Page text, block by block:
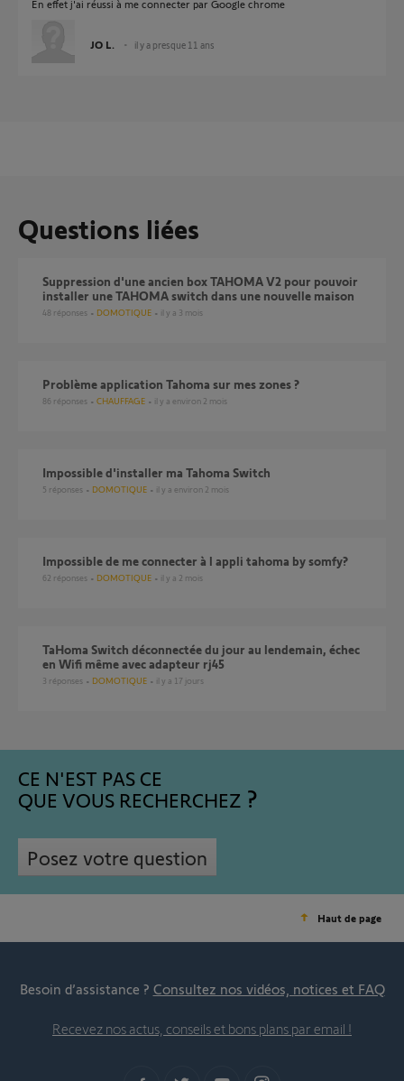
En effet j'ai réussi à me connecter par Google chrome
JO L. il y a presque 11 ans
Questions liées
Suppression d'une ancien box TAHOMA V2 pour pouvoir
installer une TAHOMA switch dans une nouvelle maison
48 réponses DOMOTIQUE il y a 3 mois
Problème application Tahoma sur mes zones ?
86 réponses CHAUFFAGE il y a environ 2 mois
Impossible d'installer ma Tahoma Switch
5 réponses DOMOTIQUE il y a environ 2 mois
Impossible de me connecter à l appli tahoma by somfy?
62 réponses DOMOTIQUE il y a 2 mois
TaHoma Switch déconnectée du jour au lendemain, échec
en Wifi même avec adapteur rj45
3 réponses DOMOTIQUE il y a 17 jours
CE N'EST PAS CE
QUE VOUS RECHERCHEZ
Posez votre question
Haut de page
Besoin d’assistance ? Consultez nos vidéos, notices et FAQ
Recevez nos actus, conseils et bons plans par email !